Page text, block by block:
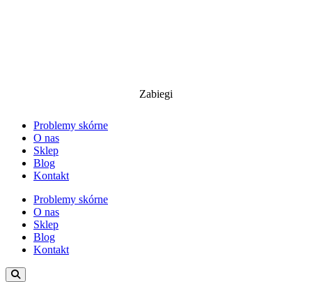
Zabiegi
Problemy skórne
O nas
Sklep
Blog
Kontakt
Problemy skórne
O nas
Sklep
Blog
Kontakt